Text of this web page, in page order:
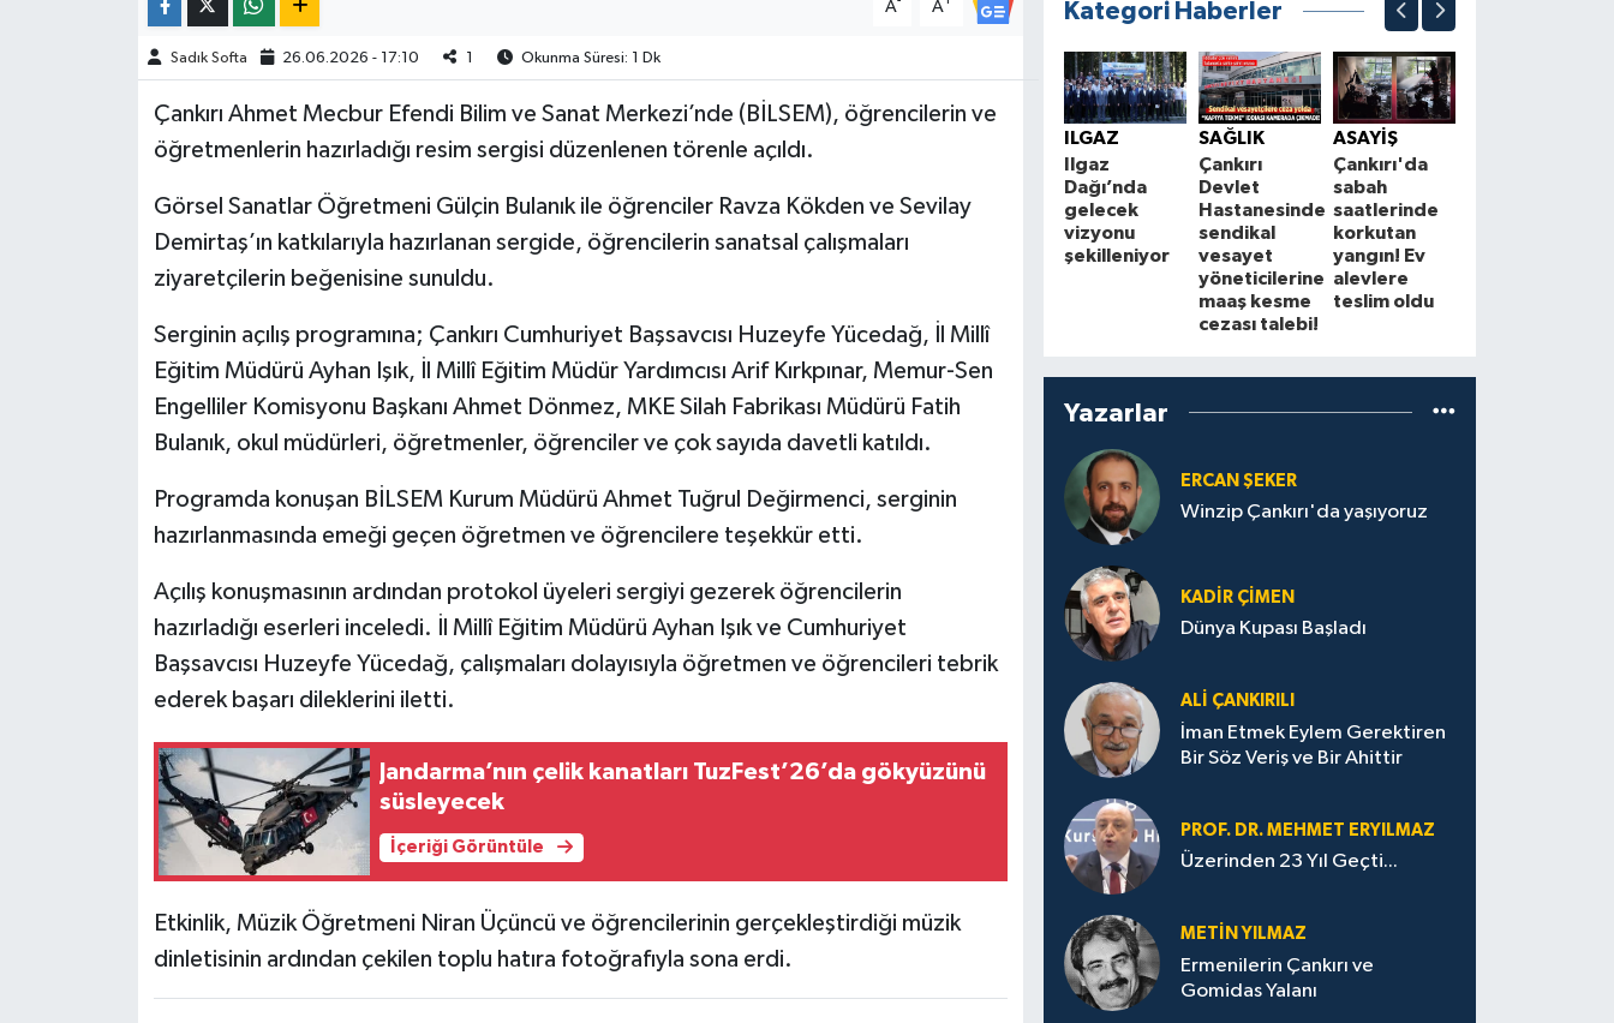
A A
Sadık Softa 26.06.2026 - 17:10 1 Okunma Süresi: 1 Dk
Çankırı Ahmet Mecbur Efendi Bilim ve Sanat Merkezi’nde (BİLSEM), öğrencilerin ve
öğretmenlerin hazırladığı resim sergisi düzenlenen törenle açıldı.
Görsel Sanatlar Öğretmeni Gülçin Bulanık ile öğrenciler Ravza Kökden ve Sevilay
Demirtaş’ın katkılarıyla hazırlanan sergide, öğrencilerin sanatsal çalışmaları
ziyaretçilerin beğenisine sunuldu.
Serginin açılış programına; Çankırı Cumhuriyet Başsavcısı Huzeyfe Yücedağ, İl Millî
Eğitim Müdürü Ayhan Işık, İl Millî Eğitim Müdür Yardımcısı Arif Kırkpınar, Memur-Sen
Engelliler Komisyonu Başkanı Ahmet Dönmez, MKE Silah Fabrikası Müdürü Fatih
Bulanık, okul müdürleri, öğretmenler, öğrenciler ve çok sayıda davetli katıldı.
Programda konuşan BİLSEM Kurum Müdürü Ahmet Tuğrul Değirmenci, serginin
hazırlanmasında emeği geçen öğretmen ve öğrencilere teşekkür etti.
Açılış konuşmasının ardından protokol üyeleri sergiyi gezerek öğrencilerin
hazırladığı eserleri inceledi. İl Millî Eğitim Müdürü Ayhan Işık ve Cumhuriyet
Başsavcısı Huzeyfe Yücedağ, çalışmaları dolayısıyla öğretmen ve öğrencileri tebrik
ederek başarı dileklerini iletti.
Jandarma’nın çelik kanatları TuzFest’26’da gökyüzünü
süsleyecek
İçeriği Görüntüle
Etkinlik, Müzik Öğretmeni Niran Üçüncü ve öğrencilerinin gerçekleştirdiği müzik
dinletisinin ardından çekilen toplu hatıra fotoğrafıyla sona erdi.
Kategori Haberler
ILGAZ
Ilgaz
Dağı’nda
gelecek
vizyonu
şekilleniyor
SAĞLIK
Çankırı
Devlet
Hastanesinde
sendikal
vesayet
yöneticilerine
maaş kesme
cezası talebi!
ASAYİŞ
Çankırı'da
sabah
saatlerinde
korkutan
yangın! Ev
alevlere
teslim oldu
Yazarlar
ERCAN ŞEKER
Winzip Çankırı'da yaşıyoruz
KADIR ÇIMEN
Dünya Kupası Başladı
ALI ÇANKIRILI
İman Etmek Eylem Gerektiren
Bir Söz Veriş ve Bir Ahittir
PROF. DR. MEHMET ERYILMAZ
Üzerinden 23 Yıl Geçti...
METIN YILMAZ
Ermenilerin Çankırı ve
Gomidas Yalanı
TÜRKİYE